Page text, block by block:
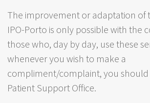
The improvement or adaptation of
IPO-Porto is only possible with the
those who, day by day, use these
whenever you wish to make a
compliment/complaint, you
Patient Support Office.